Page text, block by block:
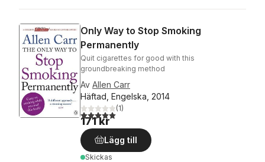
Only Way to Stop Smoking
Permanently
Quit cigarettes for good with this
groundbreaking method
Av Allen Carr
Häftad, Engelska, 2014
5,0utav 5 stjärnor. Totalt antal röster:
(1)
171 kr
Lägg till
Skickas